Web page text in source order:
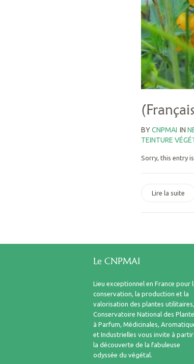
BYCNPMAI IN
TEINTURE
Sorry, this entry
Lire la suite
Le CNPMAI
Lieu exceptionnel en France pour
conservation, la production et la
valorisation des plantes
Conservatoire National des
à Parfum, Médicinales,
et Industrielles vous invite à partir
la découverte de la fabuleuse
odyssée du végétal.